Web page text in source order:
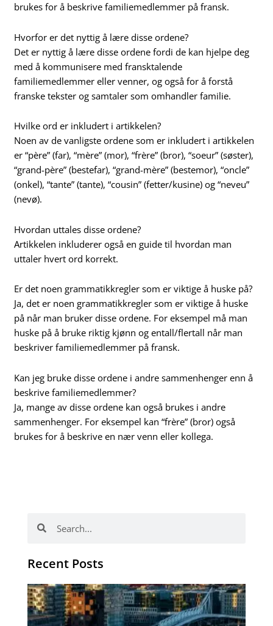
brukes for å beskrive familiemedlemmer på fransk.
Hvorfor er det nyttig å lære disse ordene?
Det er nyttig å lære disse ordene fordi de kan hjelpe deg
med å kommunisere med fransktalende
familiemedlemmer eller venner, og også for å forstå
franske tekster og samtaler som omhandler familie.
Hvilke ord er inkludert i artikkelen?
Noen av de vanligste ordene som er inkludert i artikkelen
er “père” (far), “mère” (mor), “frère” (bror), “soeur” (søster),
“grand-père” (bestefar), “grand-mère” (bestemor), “oncle”
(onkel), “tante” (tante), “cousin” (fetter/kusine) og “neveu”
(nevø).
Hvordan uttales disse ordene?
Artikkelen inkluderer også en guide til hvordan man
uttaler hvert ord korrekt.
Er det noen grammatikkregler som er viktige å huske på?
Ja, det er noen grammatikkregler som er viktige å huske
på når man bruker disse ordene. For eksempel må man
huske på å bruke riktig kjønn og entall/flertall når man
beskriver familiemedlemmer på fransk.
Kan jeg bruke disse ordene i andre sammenhenger enn å
beskrive familiemedlemmer?
Ja, mange av disse ordene kan også brukes i andre
sammenhenger. For eksempel kan “frère” (bror) også
brukes for å beskrive en nær venn eller kollega.
Recent Posts